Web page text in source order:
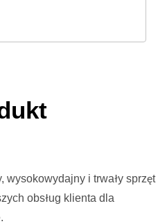
wysokowydajny i trwały sprzęt
obsług klienta dla